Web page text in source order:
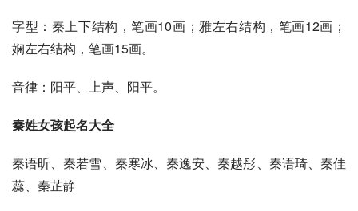
字型：秦上下结构，笔画10画；雅左右结构，笔画12画；
娴左右结构，笔画15画。
音律：阳平、上声、阳平。
秦姓女孩起名大全
秦语昕、秦若雪、秦寒冰、秦逸安、秦越彤、秦语琦、秦佳
蕊、秦芷静